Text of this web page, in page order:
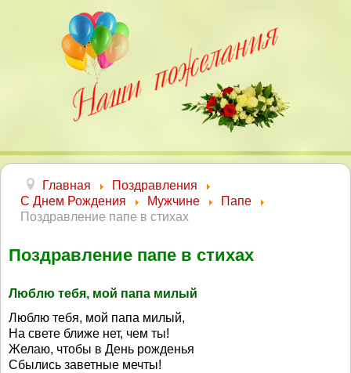
Главная
Поздравления
С Днем Рождения
Мужчине
Папе
Поздравление папе в стихах
Поздравление папе в стихах
Люблю тебя, мой папа милый
Люблю тебя, мой папа милый,
На свете ближе нет, чем ты!
Желаю, чтобы в День рожденья
Сбылись заветные мечты!